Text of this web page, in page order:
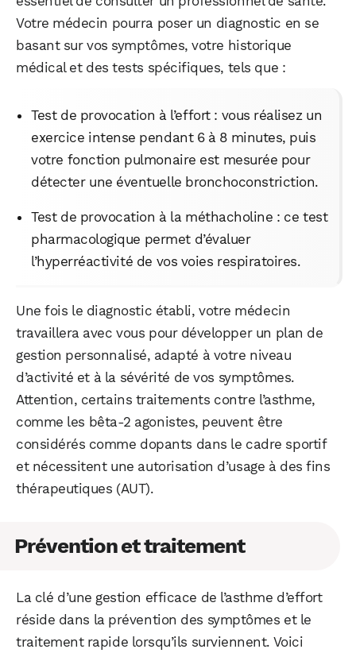
Votre médecin pourra poser un diagnostic en se
basant sur vos symptômes, votre historique
médical et des tests spécifiques, tels que :
Test de provocation à l’effort : vous réalisez un
exercice intense pendant 6 à 8 minutes, puis
votre fonction pulmonaire est mesurée pour
détecter une éventuelle bronchoconstriction.
Test de provocation à la méthacholine : ce test
pharmacologique permet d’évaluer
l’hyperréactivité de vos voies respiratoires.
Une fois le diagnostic établi, votre médecin
travaillera avec vous pour développer un plan de
gestion personnalisé, adapté à votre niveau
d’activité et à la sévérité de vos symptômes.
Attention, certains traitements contre l’asthme,
comme les bêta-2 agonistes, peuvent être
considérés comme dopants dans le cadre sportif
et nécessitent une autorisation d’usage à des fins
thérapeutiques (AUT).
Prévention et traitement
La clé d’une gestion efficace de l’asthme d’effort
réside dans la prévention des symptômes et le
traitement rapide lorsqu’ils surviennent. Voici